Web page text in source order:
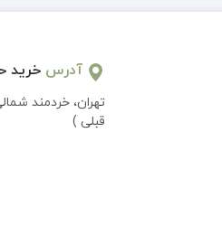
آدرس خرید
تهران، خردمند
قبلی )